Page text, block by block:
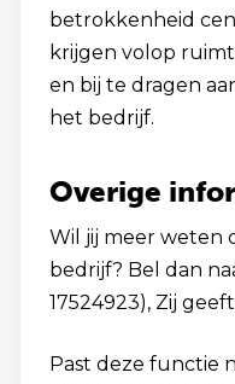
betrokkenheid
krijgen volop
en bij te dragen
het bedrijf.
Overige
Wil jij meer weten
bedrijf? Bel dan
17524923), Zij
Past deze functie